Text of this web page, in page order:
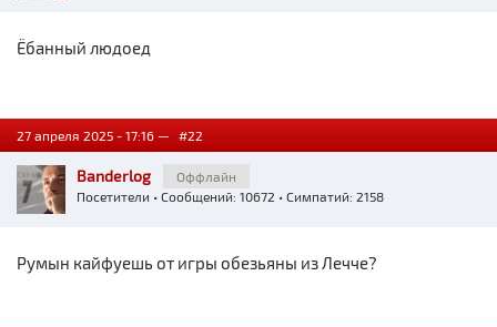
Ёбанный людоед
27 апреля 2025 - 17:16 — #22
Banderlog
Оффлайн
Посетители • Сообщений: 10672 • Симпатий: 2158
Румын кайфуешь от игры обезьяны из Лечче?